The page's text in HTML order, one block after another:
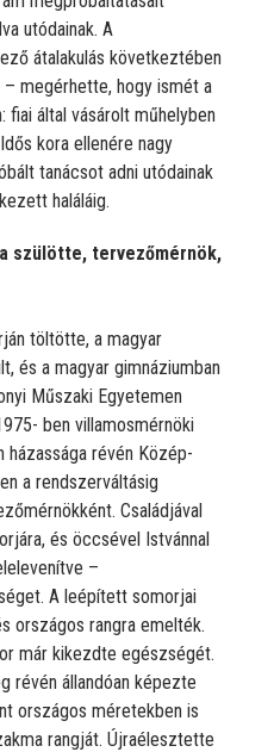
utódainak. A
átalakulás következtében
megérhette, hogy ismét a
fiai által vásárolt műhelyben
kora ellenére nagy
tanácsot adni utódainak
haláláig.
szülötte, tervezőmérnök,
töltötte, a magyar
és a magyar gimnáziumban
Műszaki Egyetemen
ben villamosmérnöki
révén Közép-
a rendszerváltásig
Családjával
és öccsével Istvánnal
–
A leépített somorjai
országos rangra emelték.
már kikezdte egészségét.
révén állandóan képezte
országos méretekben is
rangját. Újraélesztette